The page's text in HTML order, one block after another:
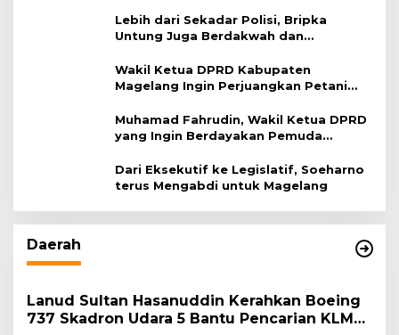
Lebih dari Sekadar Polisi, Bripka
Untung Juga Berdakwah dan
Wakil Ketua DPRD Kabupaten
Magelang Ingin Perjuangkan Petani
Muhamad Fahrudin, Wakil Ketua DPRD
yang Ingin Berdayakan Pemuda
Dari Eksekutif ke Legislatif, Soeharno
terus Mengabdi untuk Magelang
Daerah
Lanud Sultan Hasanuddin Kerahkan Boeing
737 Skadron Udara 5 Bantu Pencarian KLM